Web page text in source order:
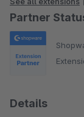
Partner
Details